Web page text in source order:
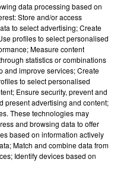
: L'AGRESSEUR INTERPELLÉ,
data processing based on
Store and/or access
to select advertising; Create
profiles to select personalised
Measure content
statistics or combinations
and improve services; Create
to select personalised
Ensure security, prevent and
present advertising and content;
These technologies may
and browsing data to offer
based on information actively
Match and combine data from
Identify devices based on